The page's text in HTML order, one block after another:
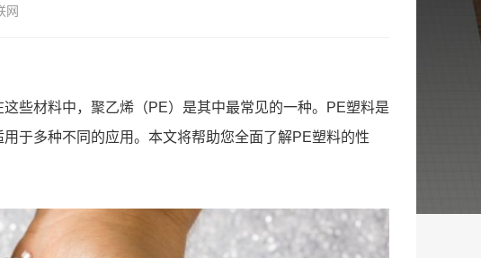
网
些材料中，聚乙烯（PE）是其中最常见的一种。PE塑料是
于多种不同的应用。本文将帮助您全面了解PE塑料的性